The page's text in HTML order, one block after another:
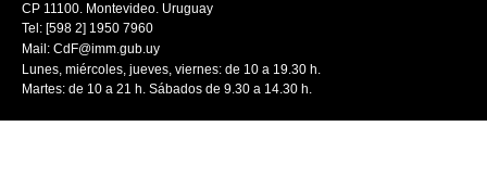
CP 11100. Montevideo. Uruguay
Tel: [598 2] 1950 7960
Mail: CdF@imm.gub.uy
Lunes, miércoles, jueves, viernes: de 10 a 19.30 h.
Martes: de 10 a 21 h. Sábados de 9.30 a 14.30 h.